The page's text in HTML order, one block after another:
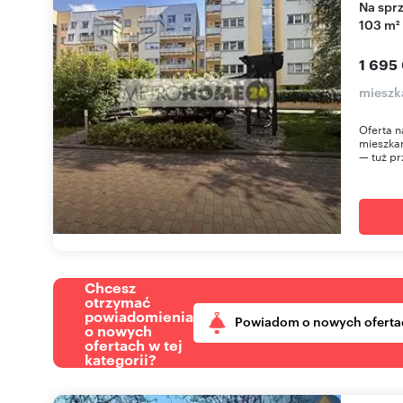
Na sprzedaż przestronne 4-pokojowe mieszkanie
103
1 695
Oferta
— tuż
Chcesz
otrzymać
powiadomienia
o nowych
ofertach w tej
kategorii?
Powiadom o nowych